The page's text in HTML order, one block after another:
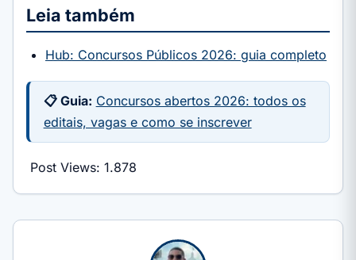
Leia também
Hub: Concursos Públicos 2026: guia completo
📋 Guia: Concursos abertos 2026: todos os
editais, vagas e como se inscrever
Post Views: 1.878